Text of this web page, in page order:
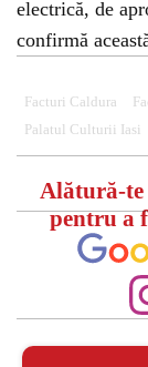
electrică, de
confirmă
Facturi Caldura
Palatul Culturii Iasi
Alătură-te
pentru a